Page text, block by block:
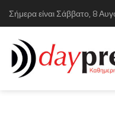
Σήμερα είναι Σάββατο, 8